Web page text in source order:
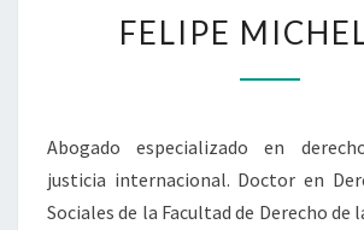
I
I
C
FELIPE
Abogado especializado en
justicia internacional. Doctor en
Sociales de la Facultad de Derecho de